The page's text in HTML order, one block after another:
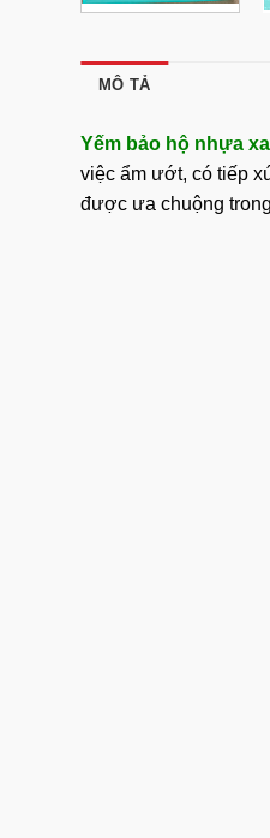
MÔ TẢ
Yếm bảo hộ nhựa
việc ẩm ướt, có tiếp
được ưa chuộng